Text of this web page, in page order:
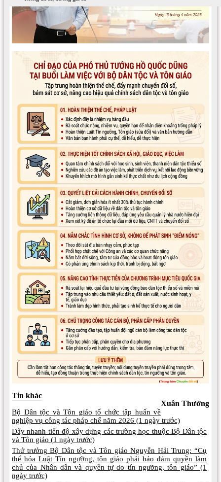
Xuân Thường
Tin khác
Bộ Dân tộc và Tôn giáo tổ chức tập huấn về
nghiệp vụ công tác pháp chế năm 2026 (1 ngày trước)
Đẩy nhanh tiến độ xây dựng các trường học thuộc Bộ Dân tộc
và Tôn giáo (1 ngày trước)
Thứ trưởng Bộ Dân tộc và Tôn giáo Nguyễn Hải Trung: “Cụ
thể hóa Luật Tín ngưỡng, tôn giáo phải bảo đảm quyền làm
chủ của Nhân dân và quyền tự do tín ngưỡng, tôn giáo” (1
ngày trước)